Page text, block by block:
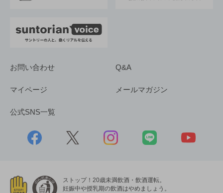
お問い合わせ Q&A
マイページ メールマガジン
公式SNS一覧
ストップ！20歳未満飲酒・飲酒運転。
妊娠中や授乳期の飲酒はやめましょう。